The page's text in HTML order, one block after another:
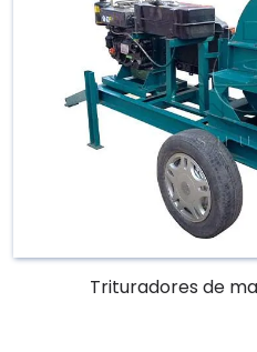
Trituradores de